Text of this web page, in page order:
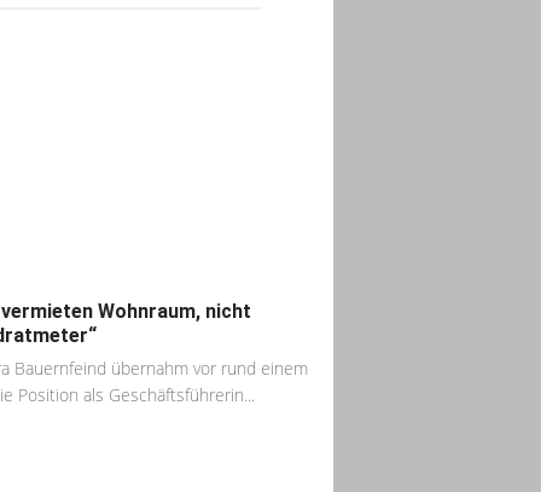
vermieten Wohnraum, nicht
Bauernfeind übernahm vor rund einem
Position als Geschäftsführerin...